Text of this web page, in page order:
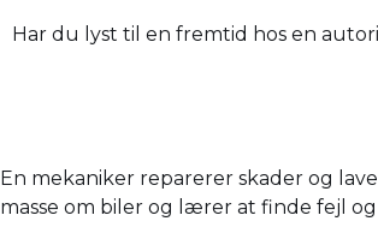
Har du lyst til en fremtid hos en
En mekaniker reparerer skader og
masse om biler og lærer at finde fejl